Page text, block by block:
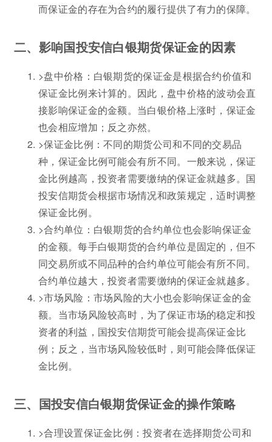
而保证金的存在为合约的履行提供了有力的保障。
二、影响国投安信白银期货保证金的因素
>盘中价格：白银期货的保证金是根据合约价值和
保证金比例来计算的。因此，盘中价格的波动会直
接影响保证金的金额。当白银价格上涨时，保证金
也会相应增加；反之亦然。
>保证金比例：不同的期货公司和不同的交易品
种，保证金比例可能会有所不同。一般来说，保证
金比例越高，投资者需要缴纳的保证金就越多。国
投安信期货会根据市场情况和政策规定，适时调整
保证金比例。
>合约单位：白银期货的合约单位也会影响保证金
的金额。每手白银期货的合约单位是固定的，但不
同交易所或不同品种的合约单位可能会有所不同。
合约单位越大，投资者需要缴纳的保证金就越多。
>市场风险：市场风险的大小也会影响保证金的金
额。当市场风险较高时，为了保证市场的稳定和投
资者的利益，国投安信期货可能会提高保证金比
例；反之，当市场风险较低时，则可能会降低保证
金比例。
三、国投安信白银期货保证金的操作策略
>合理设置保证金比例：投资者在选择期货公司和